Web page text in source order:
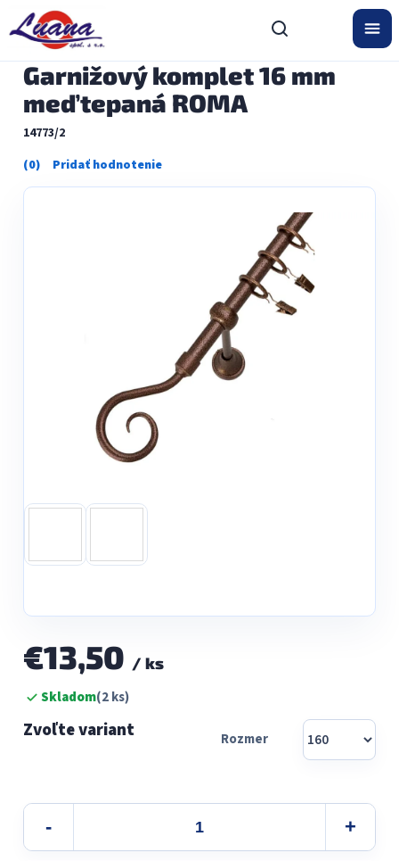
obsah
Garnižový komplet 16 mm
meď tepaná ROMA
14773/2
Priemerné
hodnotenie
€13,50 / ks
Jednotková
cena:Skladom(2 ks)
Rozmer